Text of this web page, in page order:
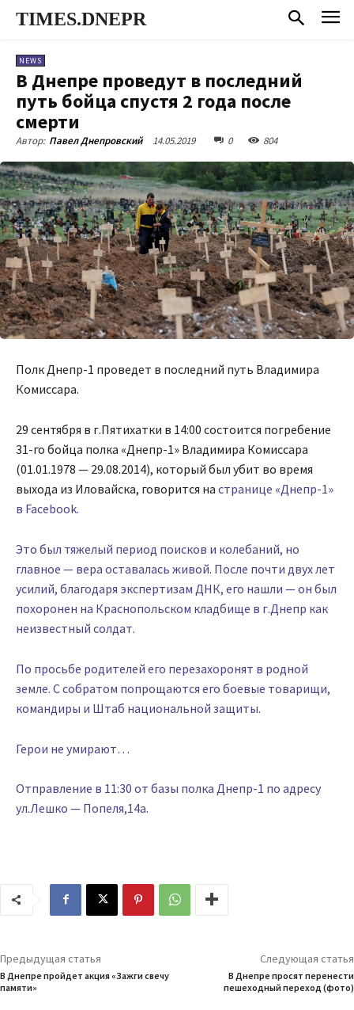
TIMES.DNEPR
NEWS
В Днепре проведут в последний
путь бойца спустя 2 года после
смерти
Автор: Павел Днепровский 14.05.2019 0 804
Полк Днепр-1 проведет в последний путь Владимира
Комиссара.
29 сентября в г.Пятихатки в 14:00 состоится погребение
31-го бойца полка «Днепр-1» Владимира Комиссара
(01.01.1978 — 29.08.2014), который был убит во время
выхода из Иловайска, говорится на странице «Днепр-1»
в Facebook.
Это был тяжелый период поисков и колебаний, но
главное — вера оставалась живой. После почти двух лет
усилий, благодаря экспертизам ДНК, его нашли — он был
похоронен на Краснопольском кладбище в г.Днепр как
неизвестный солдат.
По просьбе родителей его перезахоронят в родной
земле. С собратом попрощаются его боевые товарищи,
командиры и Штаб национальной защиты.
Герои не умирают…
Отправление в 11:30 от базы полка Днепр-1 по адресу
ул.Лешко — Попеля,14а.
Предыдущая статья
В Днепре пройдет акция «Зажги свечу
памяти»
Следующая статья
В Днепре просят перенести
пешеходный переход (фото)